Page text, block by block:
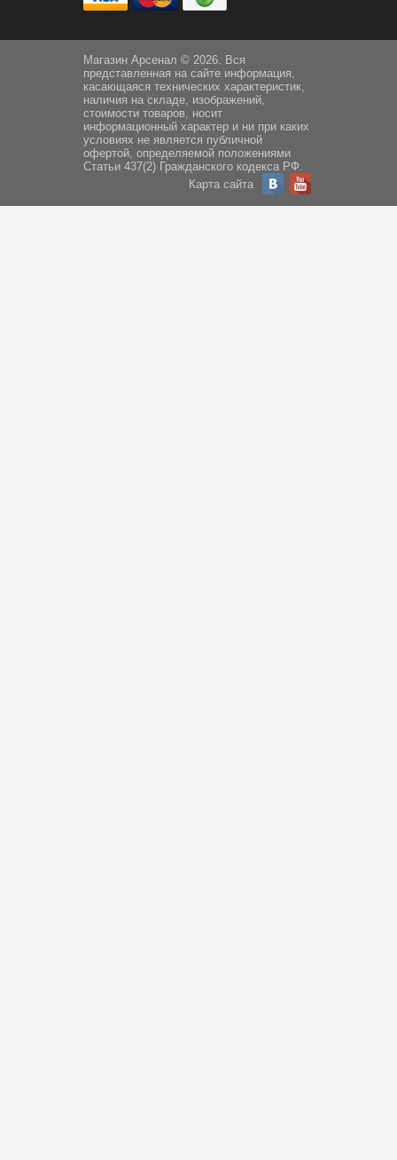
Магазин Арсенал © 2026. Вся
представленная на сайте информация,
касающаяся технических характеристик,
наличия на складе, изображений,
стоимости товаров, носит
информационный характер и ни при каких
условиях не является публичной
офертой, определяемой положениями
Статьи 437(2) Гражданского кодекса РФ.
Карта сайта